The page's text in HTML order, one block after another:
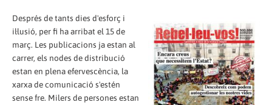
Després de tants dies d'esforç i
il·lusió, per fi ha arribat el 15 de
març. Les publicacions ja estan al
carrer, els nodes de distribució
estan en plena efervescència, la
xarxa de comunicació s'estén
sense fre. Milers de persones estan